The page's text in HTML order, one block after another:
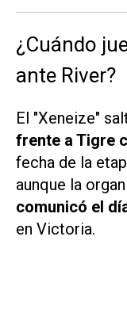
¿Cuándo
ante River?
El "Xeneize"
frente a Tigre
fecha de la
aunque la
comunicó el
en Victoria.